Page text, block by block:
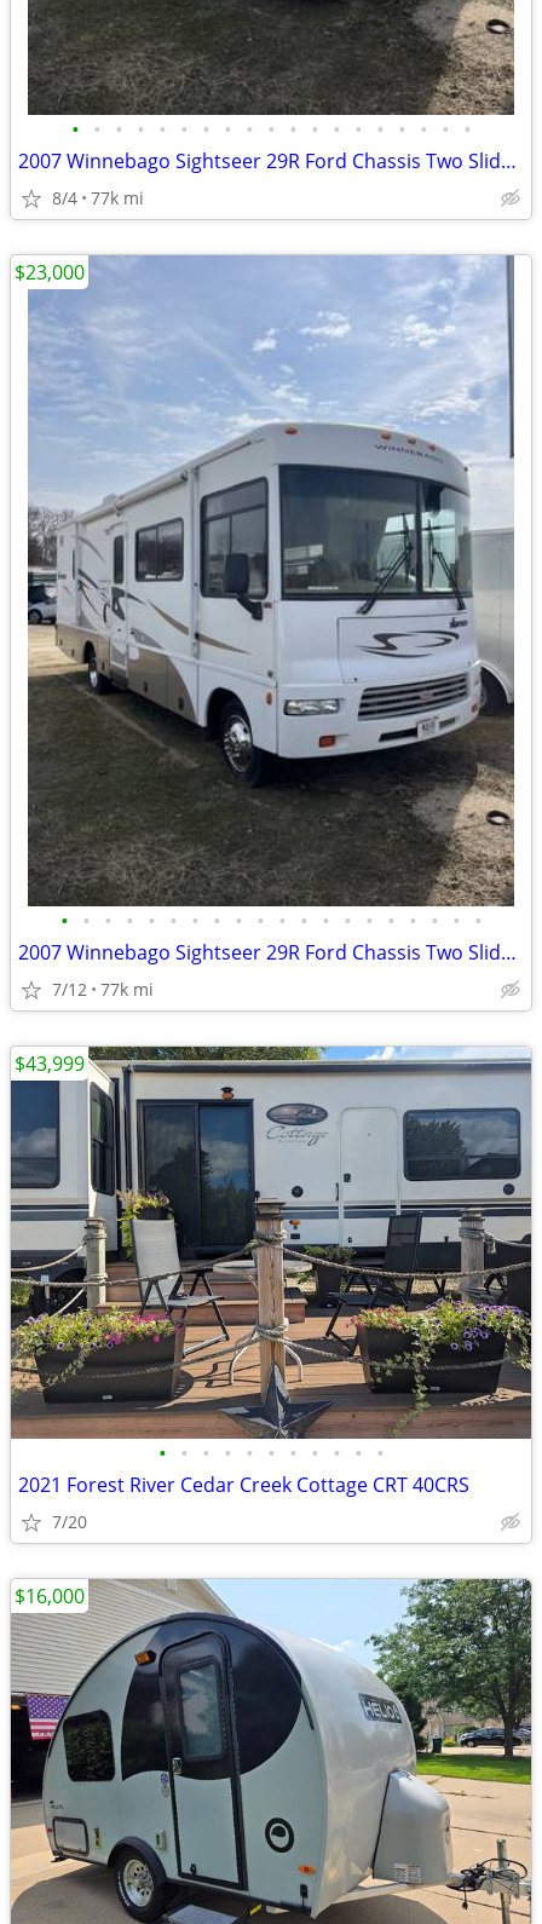
• • • • • • • • • • • • • • • • • • •
2007 Winnebago Sightseer 29R Ford Chassis Two Slide Outs (Ma
8/4 77k mi
• • • • • • • • • • • • • • • • • • • •
2007 Winnebago Sightseer 29R Ford Chassis Two Slide Outs (Madison WI)
7/12 77k mi
$23,000
• • • • • • • • • • •
2021 Forest River Cedar Creek Cottage CRT 40CRS
7/20
$43,999
$16,000